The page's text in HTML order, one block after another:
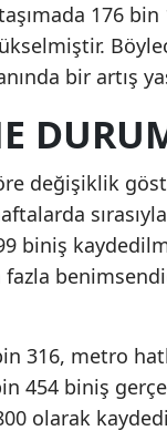
176 bin
bir artış
değişiklik
biniş
fazla
316, metro
454 biniş
olarak